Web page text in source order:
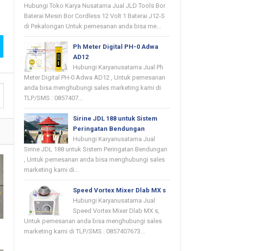
Hubungi Toko Karya Nusatama Jual JLD Tools Bor
Baterai Mesin Bor Cordless 12 Volt 1 Baterai J12-S
di Pekalongan Untuk pemesanan anda bisa me...
Ph Meter Digital PH-0 Adwa
AD12
Hubungi Karyanusatama Jual Ph
Meter Digital PH-0 Adwa AD12 , Untuk pemesanan
anda bisa menghubungi sales marketing kami di
TLP/SMS : 0857407...
Sirine JDL 188 untuk Sistem
Peringatan Bendungan
Hubungi Karyanusatama Jual
Sirine JDL 188 untuk Sistem Peringatan Bendungan
, Untuk pemesanan anda bisa menghubungi sales
marketing kami di...
Speed Vortex Mixer Dlab MX s
Hubungi Karyanusatama Jual
Speed Vortex Mixer Dlab MX s,
Untuk pemesanan anda bisa menghubungi sales
marketing kami di TLP/SMS : 0857407673...